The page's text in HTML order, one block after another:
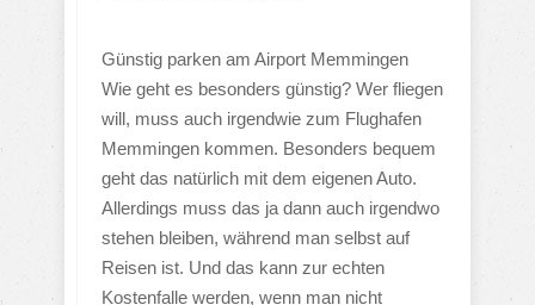
Günstig parken am Airport Memmingen
Wie geht es besonders günstig? Wer fliegen
will, muss auch irgendwie zum Flughafen
Memmingen kommen. Besonders bequem
geht das natürlich mit dem eigenen Auto.
Allerdings muss das ja dann auch irgendwo
stehen bleiben, während man selbst auf
Reisen ist. Und das kann zur echten
Kostenfalle werden, wenn man nicht